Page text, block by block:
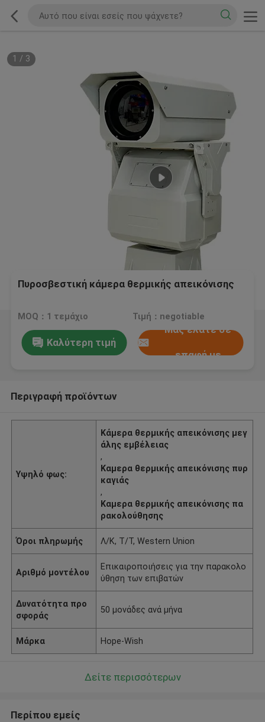
1 / 3
Πυροσβεστική κάμερα θερμικής απεικόνισης
MOQ：1 τεμάχιο Τιμή：negotiable
Καλύτερη τιμή
Μας ελάτε σε
επαφή με
Περιγραφή προϊόντων
Υψηλό φως:
Κάμερα θερμικής απεικόνισης μεγ
άλης εμβέλειας
,
Καμερα θερμικής απεικόνισης πυρ
καγιάς
,
Καμερα θερμικής απεικόνισης πα
ρακολούθησης
Όροι πληρωμής Λ/Κ, Τ/Τ, Western Union
Αριθμό μοντέλου
Επικαιροποιήσεις για την παρακολο
ύθηση των επιβατών
Δυνατότητα προ
σφοράς
50 μονάδες ανά μήνα
Μάρκα Hope-Wish
Δείτε περισσότερων
Περίπου εμείς